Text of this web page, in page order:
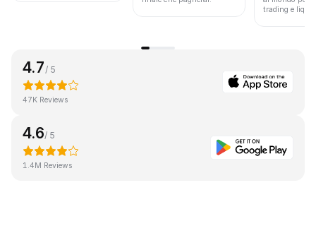
trading e
4.7 / 5
47K Reviews
4.6/ 5
1.4M Reviews